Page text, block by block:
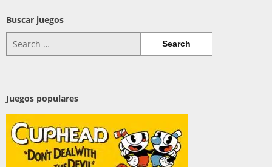
Buscar juegos
for:
Juegos populares